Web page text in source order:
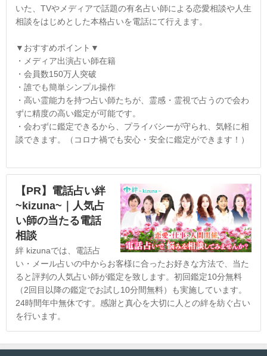
いた、TVやメディアで話題の有名占い師による恋愛相談や人生
相談をはじめとした本格占いを電話にて行えます。
▼おすすめポイント▼
・メディア出演占い師在籍
・会員数150万人突破
・誰でも簡単シンプル操作
・高い霊能力を持つ占い師たちが、霊感・霊視で占うので会わ
ずに精度の高い鑑定が可能です。
・会わずに鑑定できるから、プライバシーが守られ、気軽に相
談できます。（コロナ禍でも安心・安全に鑑定ができます！）
【PR】電話占い絆
~kizuna~｜人気占
い師の当たる電話
相談
絆 kizunaでは、電話占
い・メール占いの中からお客様に合ったお好きな方法で、当た
ると評判の人気占い師が鑑定を致します。初回鑑定10分無料
（2回目以降の鑑定でお試し10分間無料）も実施しています。
24時間年中無休です。感謝と真心を大切に人との絆を紡ぐ占い
を行います。